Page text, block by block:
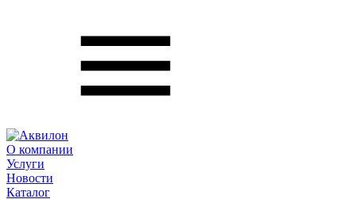
О компании
Услуги
Новости
Каталог